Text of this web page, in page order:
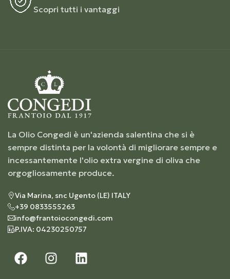
Scopri tutti i vantaggi
La Olio Congedi è un'azienda salentina che si è
sempre distinta per la volontà di migliorare sempre e
incessantemente l'olio extra vergine di oliva che
orgogliosamente produce.
Via Marina, snc Ugento (LE) ITALY
+39 0833555263
info@frantoiocongedi.com
P.IVA: 04230250757